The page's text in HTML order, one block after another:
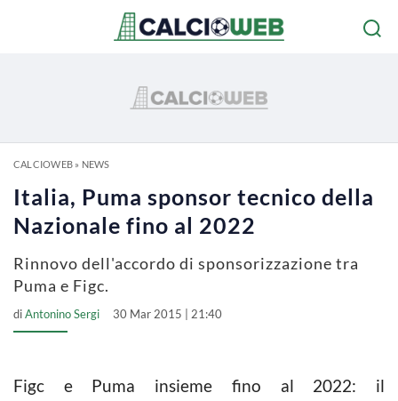
CALCIOWEB» NEWS
Italia, Puma sponsor tecnico della
Nazionale fino al 2022
Rinnovo dell'accordo di sponsorizzazione tra
Puma e Figc.
diAntonino Sergi 30 Mar 2015 | 21:40
Figc e Puma insieme fino al 2022: il